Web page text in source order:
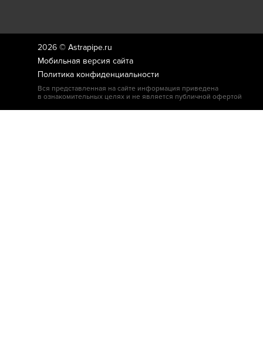
2026 © Astrapipe.ru
Мобильная версия сайта
Политика конфиденциальности
Вся представленная на сайте информация приведена
в ознакомительных целях и не является публичной офертой